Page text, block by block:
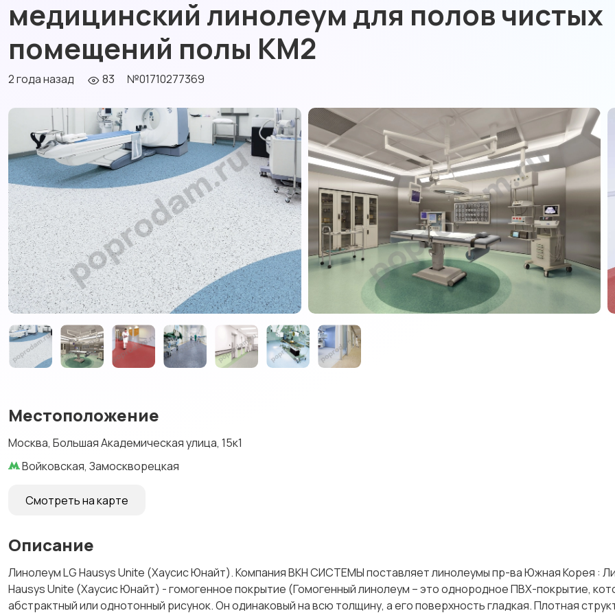
медицинский линолеум для полов чистых
помещений полы КМ2
2 года назад 83 №01710277369
Местоположение
Москва, Большая Академическая улица, 15к1
Войковская, Замоскворецкая
Смотреть на карте
Описание
Линолеум LG Hausys Unite (Хаусис Юнайт). Компания ВКН СИСТЕМЫ поставляет линолеумы пр-ва Южная Корея :
Hausys Unite (Хаусис Юнайт) - гомогенное покрытие (Гомогенный линолеум – это однородное ПВХ-покрытие,
абстрактный или однотонный рисунок. Он одинаковый на всю толщину, а его поверхность гладкая. Плотная